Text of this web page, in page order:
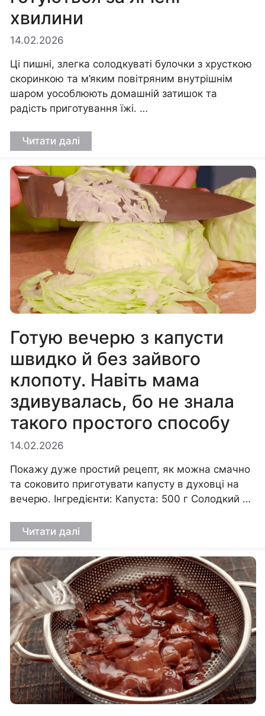
хвилини
14.02.2026
Ці пишні, злегка солодкуваті булочки з хрусткою
скоринкою та м’яким повітряним внутрішнім
шаром уособлюють домашній затишок та
радість приготування їжі. …
Читати далі
Готую вечерю з капусти
швидко й без зайвого
клопоту. Навіть мама
здивувалась, бо не знала
такого простого способу
14.02.2026
Покажу дуже простий рецепт, як можна смачно
та соковито приготувати капусту в духовці на
вечерю. Інгредієнти: Капуста: 500 г Солодкий …
Читати далі